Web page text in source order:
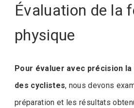
Évaluation de la
physique
Pour évaluer avec précision
des cyclistes, nous devons
préparation et les résultats